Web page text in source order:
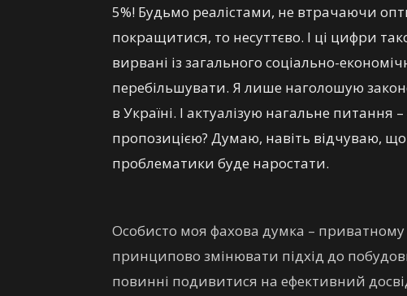
5%! Будьмо реалістами, не втрачаючи
покращитися, то несуттєво. І ці цифри
вирвані із загального соціально-
перебільшувати. Я лише наголошую
в Україні. І актуалізую нагальне
пропозицією? Думаю, навіть відчуваю, що
проблематики буде наростати.
Особисто моя фахова думка –
принципово змінювати підхід до
повинні подивитися на ефективний